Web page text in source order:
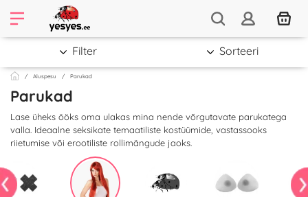
Aluspesu Parukad
Filter Sorteeri
Parukad
Lase üheks ööks oma ulakas mina nende võrgutavate parukatega
valla. Ideaalne seksikate temaatiliste kostüümide, vastassooks
riietumise või erootiliste rollimängude jaoks.